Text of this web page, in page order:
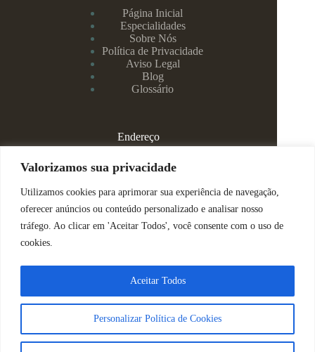
Valorizamos sua privacidade
Utilizamos cookies para aprimorar sua experiência de navegação,
oferecer anúncios ou conteúdo personalizado e analisar nosso
tráfego. Ao clicar em 'Aceitar Todos', você consente com o uso de
cookies.
Personalizar Política de Cookies
Aceitar Todos
experiência em nosso site.
Página Inicial
Especialidades
Sobre Nós
Política de Privacidade
Aviso Legal
Blog
Glossário
Endereço
Rua Rei Alberto, 108 / 705 - Centro - Juiz de Fora/MG
(32) 99829-3800 - Dra Eduarda
Direitos Reservados @ Tabtech - 2023
Sobre Nós|Política de Privacidade